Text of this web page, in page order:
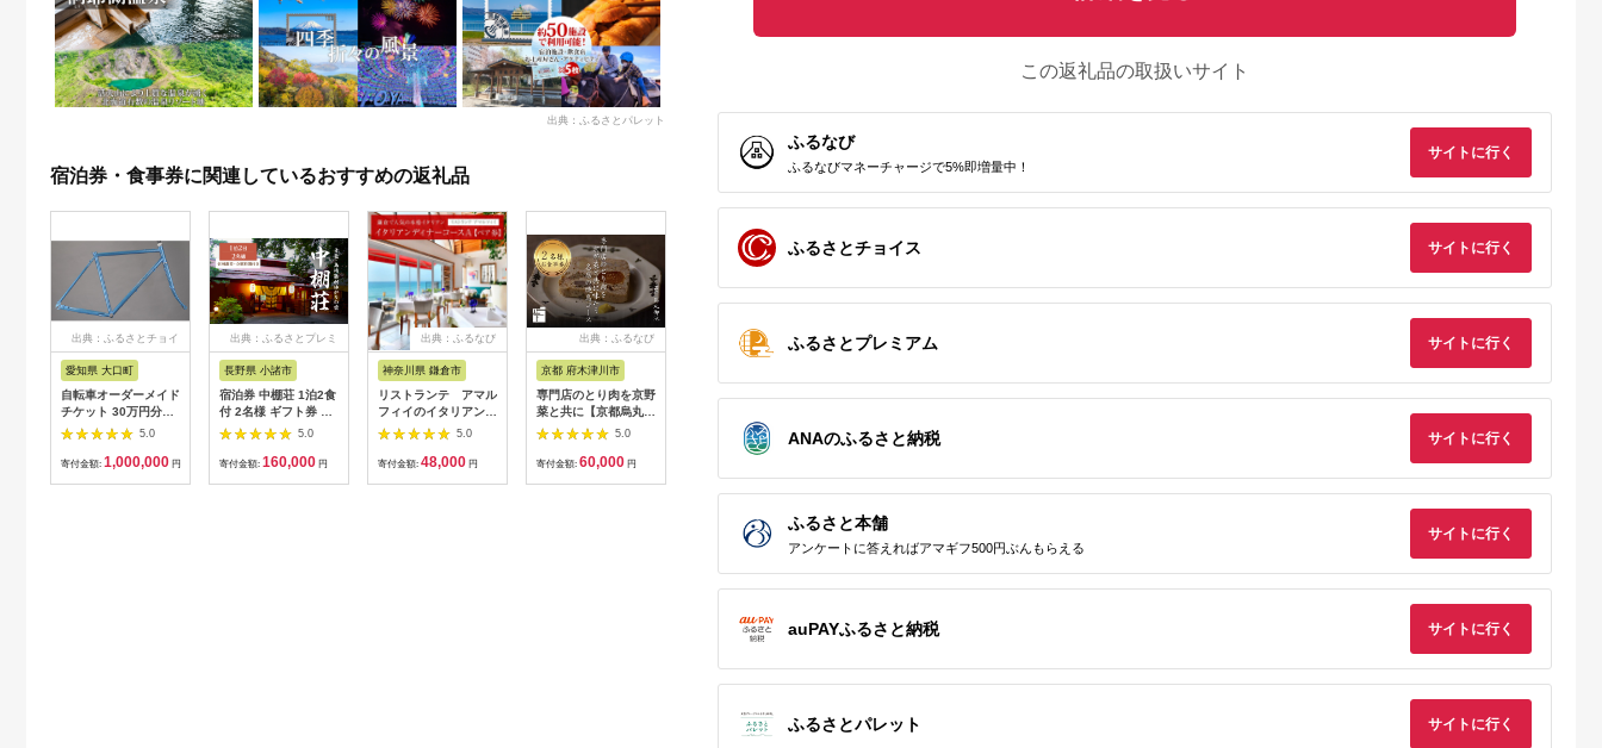
出典：ふるさとパレット
宿泊券・食事券に関連しているおすすめの返礼品
出典：ふるさとチョイ
ス
愛知県 大口町
自転車オーダーメイド
チケット 30万円分
【1360365】
5.0
寄付金額: 1,000,000 円
出典：ふるさとプレミ
アム
長野県 小諸市
宿泊券 中棚荘 1泊2食
付 2名様 ギフト券 チ
ケット 券 宿泊 旅行
5.0
寄付金額: 160,000 円
出典：ふるなび
神奈川県 鎌倉市
リストランテ アマル
フィイのイタリアンデ
ィナーコースA ペア
5.0
寄付金額: 48,000 円
出典：ふるなび
京都 府木津川市
専門店のとり肉を京野
菜と共に【京都烏丸御
池】で味わう2名様焼
鳥コースお食事券
064-15
5.0
寄付金額: 60,000 円
出典：ふるなび
（15,000円）【星野
リゾート】
出典：ふるなび
ト HNNC001
5.0
ップ ゼクシオ スリク
ソン クリーブランド
フェアウェイウッド
ジ 最新モデル
出典：ふるさとプレミ
秋田県 にかほ市
ア宿泊券[2名:1泊朝食
ン] 旅行券 チケット
51,000円
出典：ふるさとチョ
静岡県 島田市
総合スポーツセンタ
（プールorトレーニ
グ室)
寄付金額:14,000
この返礼品の取扱いサイト
ふるなび
ふるなびマネーチャージで5%即増量中！
サイトに行く
ふるさとチョイス サイトに行く
ふるさとプレミアム サイトに行く
ANAのふるさと納税 サイトに行く
ふるさと本舗
アンケートに答えればアマギフ500円ぶんもらえる
サイトに行く
auPAYふるさと納税 サイトに行く
ふるさとパレット サイトに行く